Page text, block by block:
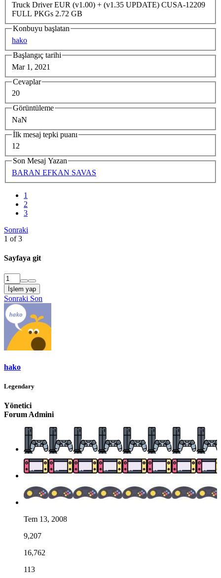
Truck Driver EUR (v1.00) + (v1.35 UPDATE) CUSA-12209
FULL PKGs 2.72 GB
Konbuyu başlatan
hako
Başlangıç tarihi
Mar 1, 2021
Cevaplar
20
Görüntüleme
NaN
İlk mesaj tepki puanı
12
Son Mesaj Yazan
BARAN EFKAN SAVAS
1
2
3
Sonraki
1 of 3
Sayfaya git
İşlem yap
Sonraki Son
hako
Legendary
Yönetici
Forum Admini
Tem 13, 2008
9,207
16,762
113